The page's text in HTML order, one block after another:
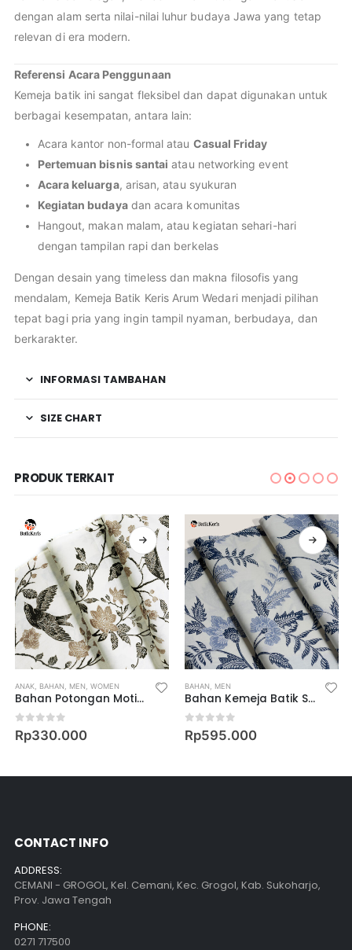
dengan alam serta nilai-nilai luhur budaya Jawa yang tetap
relevan di era modern.
Referensi Acara Penggunaan
Kemeja batik ini sangat fleksibel dan dapat digunakan untuk
berbagai kesempatan, antara lain:
Acara kantor non-formal atau Casual Friday
Pertemuan bisnis santai atau networking event
Acara keluarga, arisan, atau syukuran
Kegiatan budayadan acara komunitas
Hangout, makan malam, atau kegiatan sehari-hari
dengan tampilan rapi dan berkelas
Dengan desain yang timeless dan makna filosofis yang
mendalam, Kemeja Batik Keris Arum Wedari menjadi pilihan
tepat bagi pria yang ingin tampil nyaman, berbudaya, dan
berkarakter.
INFORMASI TAMBAHAN
SIZE CHART
PRODUK TERKAIT
ANAK, BAHAN, MEN, WOMEN
Bahan Potongan Motif Peksi Surgawi
0out of 5
Rp330.000
BAHAN, MEN
Bahan Kemeja Batik Semi Pola Motif Keris Wilasa Waradana
0out of 5
Rp595.000
CONTACT INFO
ADDRESS:
CEMANI - GROGOL, Kel. Cemani, Kec. Grogol, Kab. Sukoharjo,
Prov. Jawa Tengah
PHONE:
0271 717500